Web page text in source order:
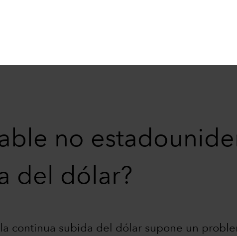
no
del dólar?
continua subida del dólar supone un